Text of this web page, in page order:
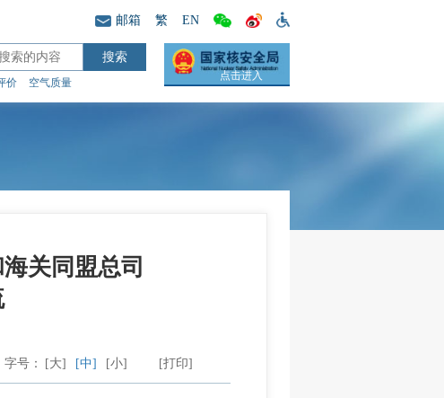
邮箱 繁 EN
价 空气质量
点击进入
关同盟总司
[打印]
字号： [大] [中] [小]